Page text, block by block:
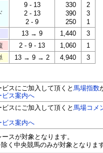
9 - 13
2 - 13
2 - 9
330
390
250
2
3
1
13 → 9 1,440
3
2 - 9 - 13 1,060
1
13 → 9 → 2 4,940 3
スにご加入して頂くと 馬場指数
ビス案内へ
スにご加入して頂くと 馬場コメ
ビス案内へ
スが対象となります。
く中央競馬のみが対象となりま